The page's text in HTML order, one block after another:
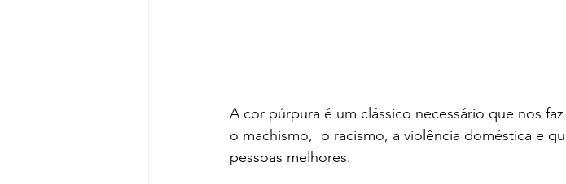
A cor púrpura é um clássico necessário que nos
o machismo,  o racismo, a violência doméstica e
pessoas melhores.